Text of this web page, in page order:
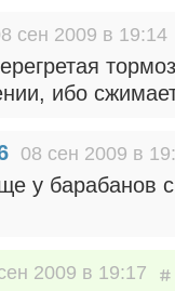
сен 2009 в 19:14
ибо
08 сен 2009 в
у барабанов
2009 в 19:17